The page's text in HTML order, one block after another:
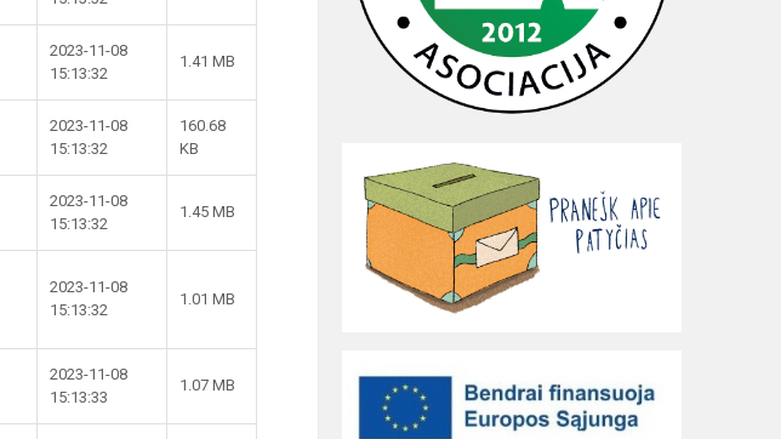
2023-11-08
15:13:32
1.41 MB
2023-11-08
15:13:32
160.68
KB
2023-11-08
15:13:32
1.45 MB
2023-11-08
15:13:32
1.01 MB
2023-11-08
15:13:33
1.07 MB